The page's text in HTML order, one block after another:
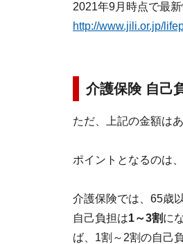
2021年9月時点で最新
http://www.jili.or.jp/
介護保険 自己
ただ、上記の金額は
ポイントとなるのは
介護保険では、65歳
自己負担は1～3割に
ば、1割～2割の自己